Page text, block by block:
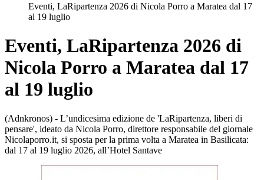
Eventi, LaRipartenza 2026 di Nicola Porro a Maratea dal 17
al 19 luglio
Eventi, LaRipartenza 2026 di
Nicola Porro a Maratea dal 17
al 19 luglio
(Adnkronos) - L’undicesima edizione de 'LaRipartenza, liberi di
pensare', ideato da Nicola Porro, direttore responsabile del giornale
Nicolaporro.it, si sposta per la prima volta a Maratea in Basilicata:
dal 17 al 19 luglio 2026, all’Hotel Santave